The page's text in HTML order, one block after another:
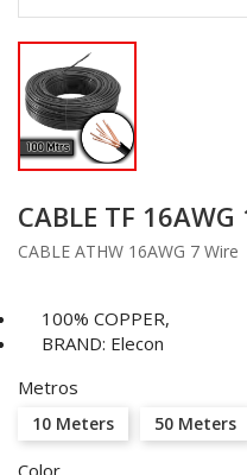
CABLE TF 16AWG
CABLE ATHW 16AWG 7 Wire
100% COPPER,
BRAND: Elecon
Metros
10 Meters 50 Meters
Color